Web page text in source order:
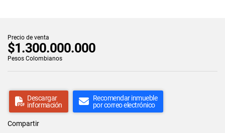
Precio de venta
$1.300.000.000
Pesos Colombianos
Descargar
información
Recomendar inmueble
por correo electrónico
Compartir